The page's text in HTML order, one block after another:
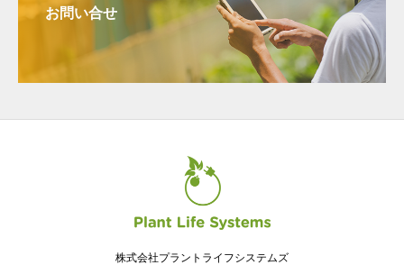
お問い合せ
株式会社プラントライフシステムズ